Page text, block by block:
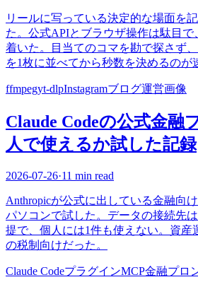
リールに写っている決定的な場面を
た。公式APIとブラウザ操作は駄目で
着いた。目当てのコマを勘で探さず
を1枚に並べてから秒数を決めるのが
ffmpegyt-dlpInstagramブログ運営画像
Claude Codeの公式金融
人で使えるか試した記録
2026-07-26·11 min read
Anthropicが公式に出している金融向
パソコンで試した。データの接続先
提で、個人には1件も使えない。資産
の税制向けだった。
Claude CodeプラグインMCP金融プロ